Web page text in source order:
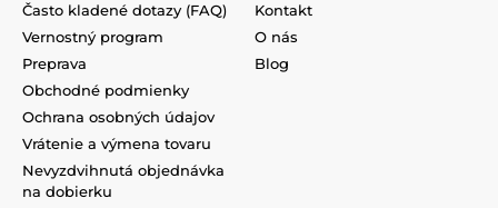
Často kladené dotazy (FAQ)
Vernostný program
Preprava
Obchodné podmienky
Ochrana osobných údajov
Vrátenie a výmena tovaru
Nevyzdvihnutá objednávka
na dobierku
Kontakt
O nás
Blog